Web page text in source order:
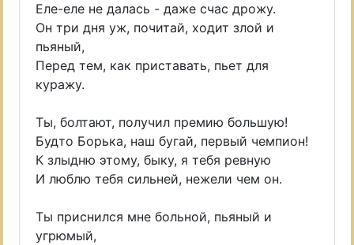
Еле-еле не далась - даже счас дрожу.
Он три дня уж, почитай, ходит злой и
пьяный,
Перед тем, как приставать, пьет для
куражу.
Ты, болтают, получил премию большую!
Будто Борька, наш бугай, первый чемпион!
К злыдню этому, быку, я тебя ревную
И люблю тебя сильней, нежели чем он.
Ты приснился мне больной, пьяный и
угрюмый,